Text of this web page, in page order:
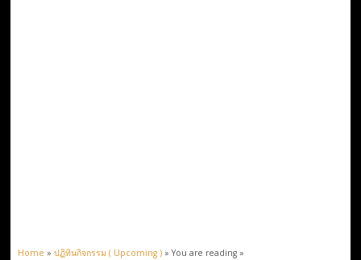
Home » ปฏิทินกิจกรรม ( Upcoming )» You are reading »